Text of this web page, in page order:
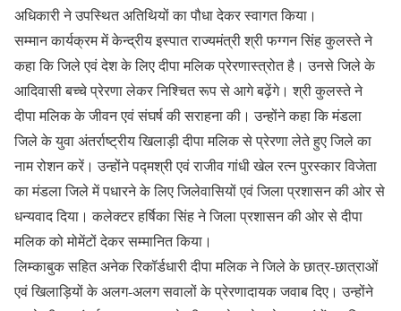
अधिकारी ने उपस्थित अतिथियों का पौधा देकर स्वागत किया।
सम्मान कार्यक्रम में केन्द्रीय इस्पात राज्यमंत्री श्री फग्गन सिंह कुलस्ते ने
कहा कि जिले एवं देश के लिए दीपा मलिक प्रेरणास्त्रोत है। उनसे जिले के
आदिवासी बच्चे प्रेरणा लेकर निश्चित रूप से आगे बढ़ेंगे। श्री कुलस्ते ने
दीपा मलिक के जीवन एवं संघर्ष की सराहना की। उन्होंने कहा कि मंडला
जिले के युवा अंतर्राष्ट्रीय खिलाड़ी दीपा मलिक से प्रेरणा लेते हुए जिले का
नाम रोशन करें। उन्होंने पद्मश्री एवं राजीव गांधी खेल रत्न पुरस्कार विजेता
का मंडला जिले में पधारने के लिए जिलेवासियों एवं जिला प्रशासन की ओर से
धन्यवाद दिया। कलेक्टर हर्षिका सिंह ने जिला प्रशासन की ओर से दीपा
मलिक को मोमेंटों देकर सम्मानित किया।
लिम्काबुक सहित अनेक रिकॉर्डधारी दीपा मलिक ने जिले के छात्र-छात्राओं
एवं खिलाड़ियों के अलग-अलग सवालों के प्रेरणादायक जवाब दिए। उन्होंने